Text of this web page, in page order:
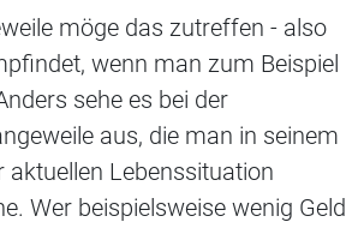
möge das zutreffen - also
wenn man zum Beispiel
sehe es bei der
aus, die man in seinem
aktuellen Lebenssituation
Wer beispielsweise wenig Geld